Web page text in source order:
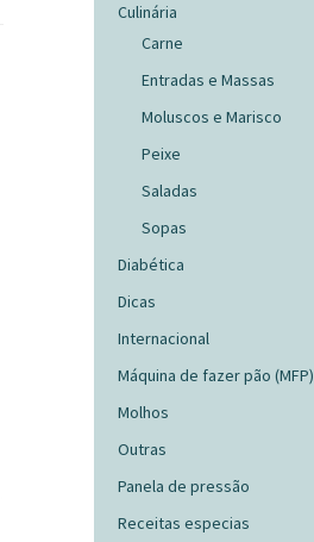
Culinária
Carne
Entradas e Massas
Moluscos e Marisco
Peixe
Saladas
Sopas
Diabética
Dicas
Internacional
Máquina de fazer pão (MFP)
Molhos
Outras
Panela de pressão
Receitas especias